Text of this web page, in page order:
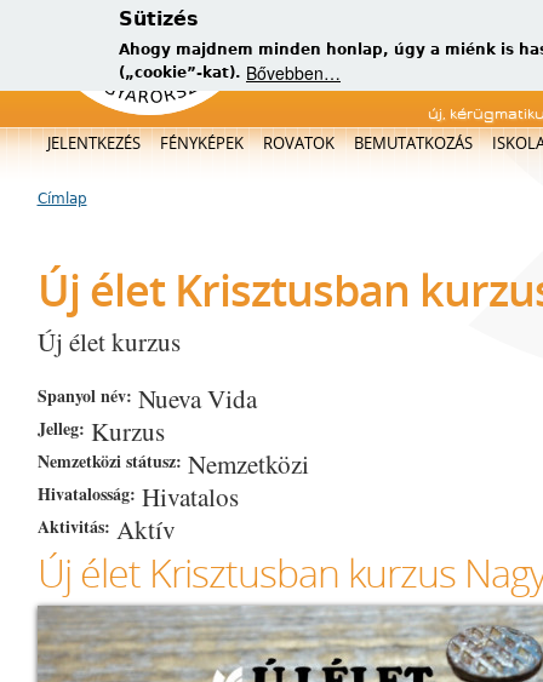
Sütizés
Ahogy majdnem minden honlap, úgy a miénk is
(„cookie”-kat). Bővebben…
új,
Főmenü
JELENTKEZÉS FÉNYKÉPEK ROVATOK BEMUTATKOZÁS
Jelenlegi hely
Címlap
Új élet Krisztusban
Új élet kurzus
Spanyol név: Nueva Vida
Jelleg: Kurzus
Nemzetközi státusz: Nemzetközi
Hivatalosság: Hivatalos
Aktivitás: Aktív
Új élet Krisztusban kurzus